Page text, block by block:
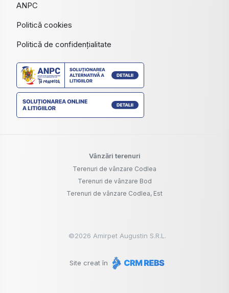
ANPC
Politică cookies
Politică de confidențialitate
Vânzări terenuri
Terenuri de vânzare Codlea
Terenuri de vânzare Bod
Terenuri de vânzare Codlea, Est
©2026 Amirpet Augustin S.R.L.
Site creat în